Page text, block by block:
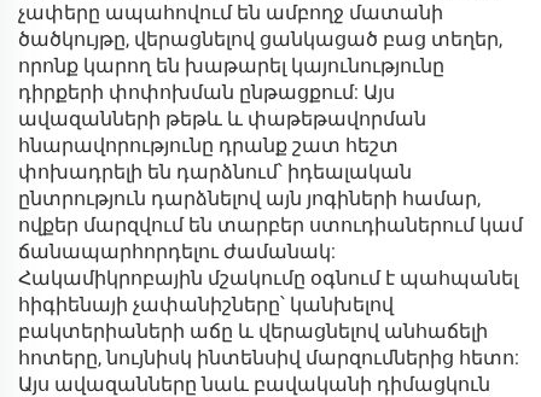
չափերը ապահովում են ամբողջ մատանի
ծածկույթը, վերացնելով ցանկացած բաց տեղեր,
որոնք կարող են խաթարել կայունությունը
դիրքերի փոփոխման ընթացքում: Այս
ավազանների թեթև և փաթեթավորման
հնարավորությունը դրանք շատ հեշտ
փոխադրելի են դարձնում՝ իդեալական
ընտրություն դարձնելով այն յոգիների համար,
ովքեր մարզվում են տարբեր ստուդիաներում կամ
ճանապարհորդելու ժամանակ:
Հակամիկրոբային մշակումը օգնում է պահպանել
հիգիենայի չափանիշները՝ կանխելով
բակտերիաների աճը և վերացնելով անհաճելի
հոտերը, նույնիսկ ինտենսիվ մարզումներից հետո:
Այս ավազանները նաև բավականի դիմացկուն